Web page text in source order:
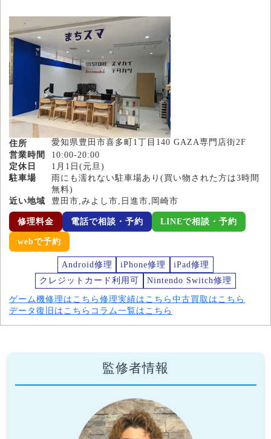
住所
愛知県豊田市喜多町1丁目140 GAZA専門店街2F
営業時間
10:00-20:00
定休日
1月1日(元旦)
駐車場
雨にも濡れない駐車場あり(買い物された方は3時間
無料)
近い地域
豊田市,みよし市,日進市,岡崎市
修理料金 電話で相談・予約 LINEで相談・予約
webで予約
Android修理 iPhone修理
iPad修理
クレジットカード利用可
Nintendo Switch修理
ゲーム機修理はこちら 修理実績はこちら 中古買取はこちら
データ復旧はこちら コラム一覧はこちら
監修者情報